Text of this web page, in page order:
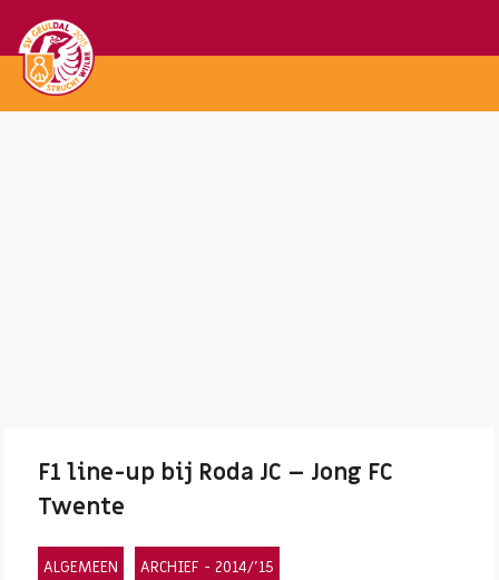
F1 line-up bij Roda JC – Jong FC
Twente
ALGEMEEN ARCHIEF - 2014/'15